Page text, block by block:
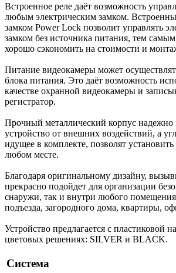
Встроенное реле даёт возможность
любым электрическим замком.
замком Power Lock позволит управлять
замком без источника питания, тем
хорошо сэкономить на стоимости и
Питание видеокамеры может
блока питания. Это даёт возможность
качестве охранной видеокамеры и
регистратор.
Прочный металлический корпус
устройство от внешних воздействий, а
идущее в комплекте, позволят
любом месте.
Благодаря оригинальному дизайну,
прекрасно подойдет для организации
снаружи, так и внутри любого
подъезда, загородного дома, квартиры,
Устройство предлагается c пластиковой
цветовых решениях: SILVER и BLACK.
Система